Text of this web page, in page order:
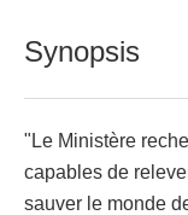
Synopsis
"Le Ministère
capables de
sauver le monde